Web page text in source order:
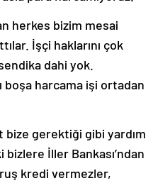
herkes bizim mesai
İşçi haklarını çok
dahi yok.
boşa harcama işi ortadan
bize gerektiği gibi yardım
İller Bankası’ndan
kredi vermezler,